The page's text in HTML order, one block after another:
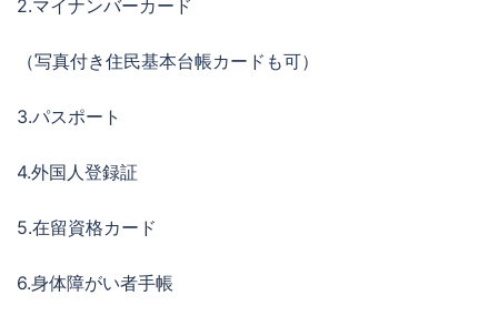
2.マイナンバーカード
（写真付き住民基本台帳カードも可）
3.パスポート
4.外国人登録証
5.在留資格カード
6.身体障がい者手帳